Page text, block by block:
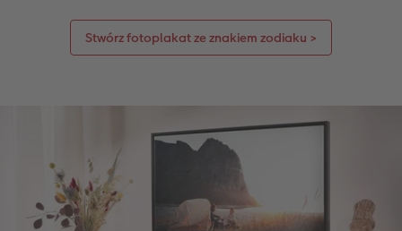
Stwórz fotoplakat ze znakiem zodiaku >